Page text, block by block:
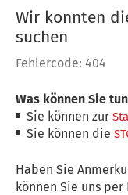
Wir konnten
suchen
Fehlercode: 404
Was können Sie
Sie können zur
Sie können die
Haben Sie
können Sie uns per